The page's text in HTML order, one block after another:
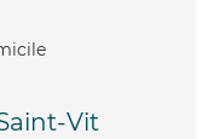
Vit